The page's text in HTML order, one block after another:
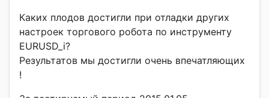
Каких плодов достигли при отладки других
настроек торгового робота по инструменту
EURUSD_i?
Результатов мы достигли очень впечатляющих
!